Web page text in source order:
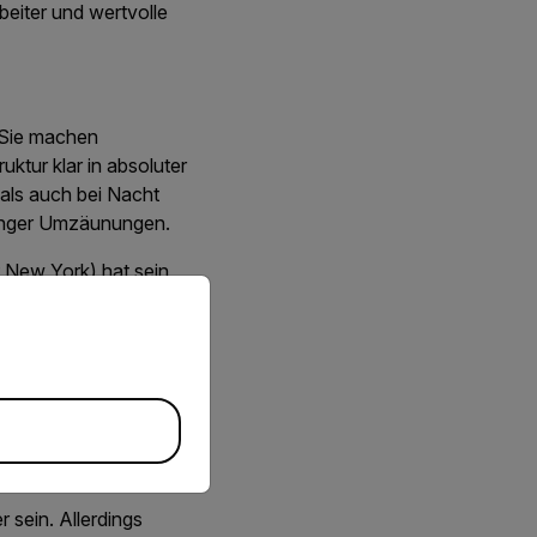
und wertvolle
machen
klar in absoluter
auch bei Nacht
Umzäunungen.
York) hat sein
Mit diesen
sehen.
um die Uhr klare
sein. Allerdings
version of our website.